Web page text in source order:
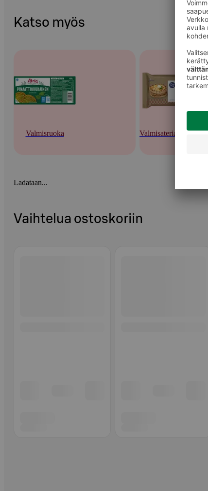
Katso myös
Valmisruoka Valmisateriat ja -keitot
Ladataan...
Vaihtelua ostoskoriin